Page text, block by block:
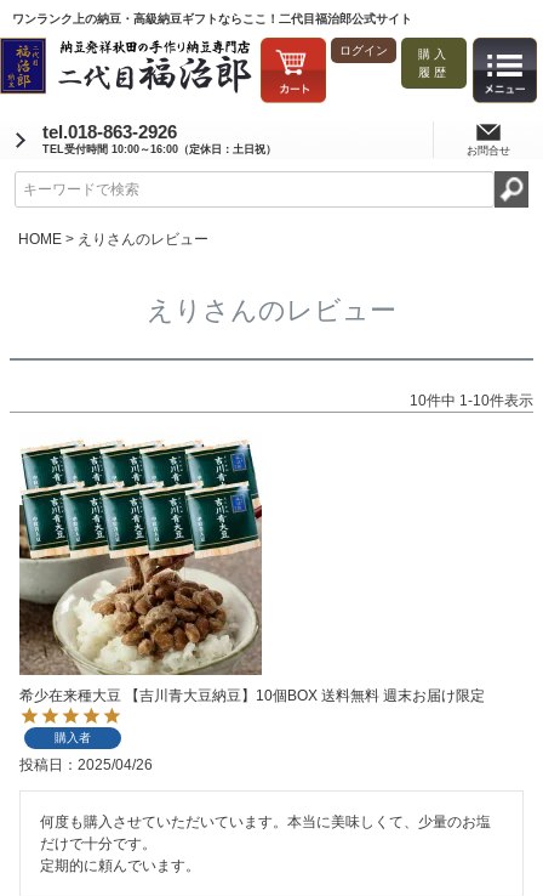
ワンランク上の納豆・高級納豆ギフトならここ！二代目福治郎公式サイト
ログイン
購入
履歴
tel.018-863-2926
TEL受付時間 10:00～16:00（定休日：土日祝） お問合せ
HOME えりさんのレビュー
えりさんのレビュー
10件中 1-10件表示
希少在来種大豆 【吉川青大豆納豆】10個BOX 送料無料 週末お届け限定
購入者
投稿日 2025/04/26
何度も購入させていただいています。本当に美味しくて、少量のお塩
だけで十分です。
定期的に頼んでいます。